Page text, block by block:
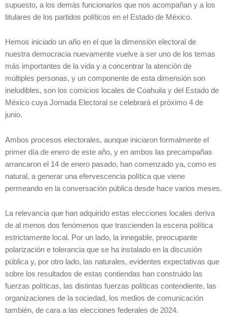
supuesto, a los demás funcionarios que nos acompañan y a los
titulares de los partidos políticos en el Estado de México.
Hemos iniciado un año en el que la dimensión electoral de
nuestra democracia nuevamente vuelve a ser uno de los temas
más importantes de la vida y a concentrar la atención de
múltiples personas, y un componente de esta dimensión son
ineludibles, son los comicios locales de Coahuila y del Estado de
México cuya Jornada Electoral se celebrará el próximo 4 de
junio.
Ambos procesos electorales, aunque iniciaron formalmente el
primer día de enero de este año, y en ambos las precampañas
arrancaron el 14 de enero pasado, han comenzado ya, como es
natural, a generar una efervescencia política que viene
permeando en la conversación pública desde hace varios meses.
La relevancia que han adquirido estas elecciones locales deriva
de al menos dos fenómenos que trascienden la escena política
estrictamente local. Por un lado, la innegable, preocupante
polarización e tolerancia que se ha instalado en la discusión
pública y, por otro lado, las naturales, evidentes expectativas que
sobre los resultados de estas contiendas han construido las
fuerzas políticas, las distintas fuerzas políticas contendiente, las
organizaciones de la sociedad, los medios de comunicación
también, de cara a las elecciones federales de 2024.